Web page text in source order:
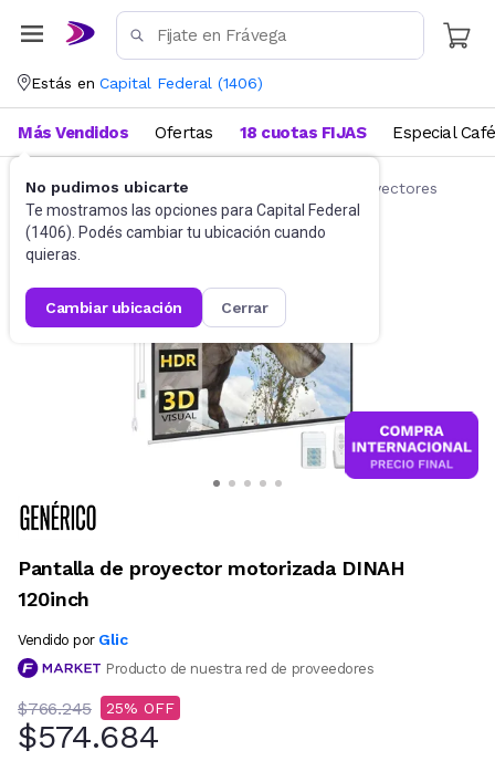
Estás en Capital Federal (1406)
No pudimos ubicarte
Te mostramos las opciones para Capital Federal
(1406). Podés cambiar tu ubicación cuando
quieras.
cambiar ubicación cerrar
Más Vendidos Ofertas 18 cuotas FIJAS Especial Café
Proyectores y Pantallas Pantallas para Proyectores
Pantalla de proyector motorizada DINAH
120inch
Vendido por Glic
Producto de nuestra red de proveedores
$766.245 25
$574.684